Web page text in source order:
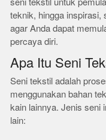
teknik, hingga inspirasi,
agar Anda dapat
percaya diri.
Apa Itu Seni
Seni tekstil adalah
menggunakan bahan
kain lainnya. Jenis seni
lain: